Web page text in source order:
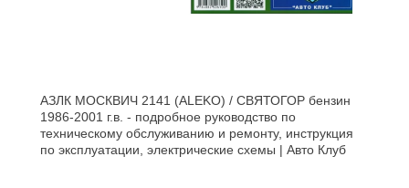
АЗЛК МОСКВИЧ 2141 (ALEKO) / СВЯТОГОР бензин
1986-2001 г.в. - подробное руководство по
техническому обслуживанию и ремонту, инструкция
по эксплуатации, электрические схемы | Авто Клуб